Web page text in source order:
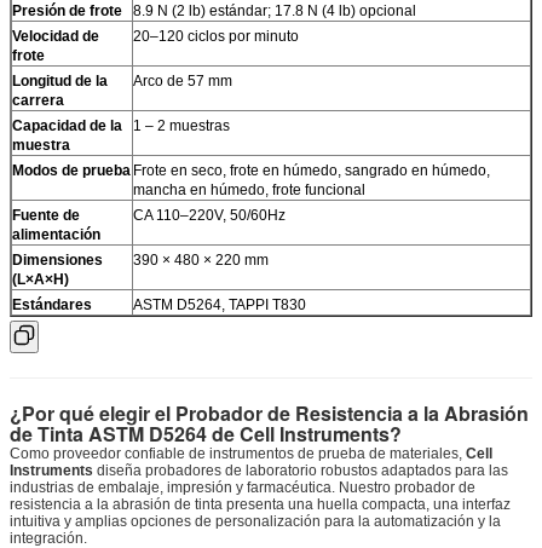
Presión de frote
8.9 N (2 lb) estándar; 17.8 N (4 lb) opcional
Velocidad de
frote
20–120 ciclos por minuto
Longitud de la
carrera
Arco de 57 mm
Capacidad de la
muestra
1 – 2 muestras
Modos de prueba Frote en seco, frote en húmedo, sangrado en húmedo,
mancha en húmedo, frote funcional
Fuente de
alimentación
CA 110–220V, 50/60Hz
Dimensiones
(L×A×H)
390 × 480 × 220 mm
Estándares ASTM D5264, TAPPI T830
¿Por qué elegir el Probador de Resistencia a la Abrasión
de Tinta ASTM D5264 de Cell Instruments?
Como proveedor confiable de instrumentos de prueba de materiales, Cell
Instruments diseña probadores de laboratorio robustos adaptados para las
industrias de embalaje, impresión y farmacéutica. Nuestro probador de
resistencia a la abrasión de tinta presenta una huella compacta, una interfaz
intuitiva y amplias opciones de personalización para la automatización y la
integración.